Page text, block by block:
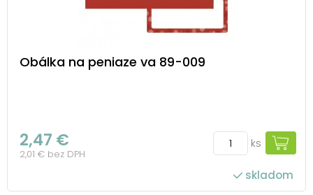
Obálka na peniaze va 89-009
2,47 €
2,01 € bez DPH
ks
skladom